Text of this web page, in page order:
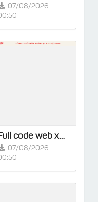
07/08/2026
Full code web xuất khẩu lao động làm từ Flatsome kèm key kích hoạt / đã kích hoạt sẵn
07/08/2026